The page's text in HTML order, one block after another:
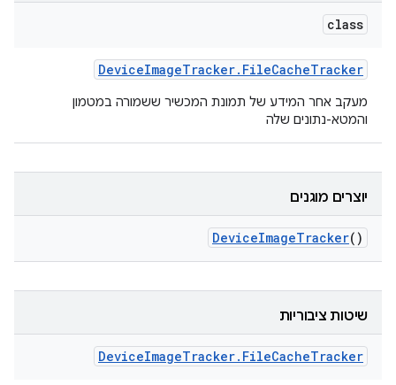
class
DeviceImageTracker. FileCacheTracker
מעקב אחר המידע של תמונת המכשיר ששמורה במטמון
והמטא-נתונים שלה
יוצרים מוגנים
DeviceImageTracker()
שיטות ציבוריות
DeviceImageTracker. FileCacheTracker